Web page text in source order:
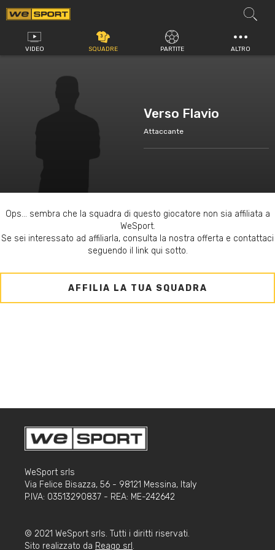
Vai
al
contenuto
VIDEO SQUADRE PARTITE ALTRO
Verso Flavio
Attaccante
Ops... sembra che la squadra di questo giocatore non sia affiliata a
WeSport.
Se sei interessato ad affiliarla, consulta la nostra offerta e contattaci
seguendo il link qui sotto.
AFFILIA LA TUA SQUADRA
WeSport srls
Via Felice Bisazza, 56 - 98121 Messina, Italy
P.IVA: 03513290837 - REA: ME-242642
© 2021 WeSport srls. Tutti i diritti riservati.
Sito realizzato da Reago srl .